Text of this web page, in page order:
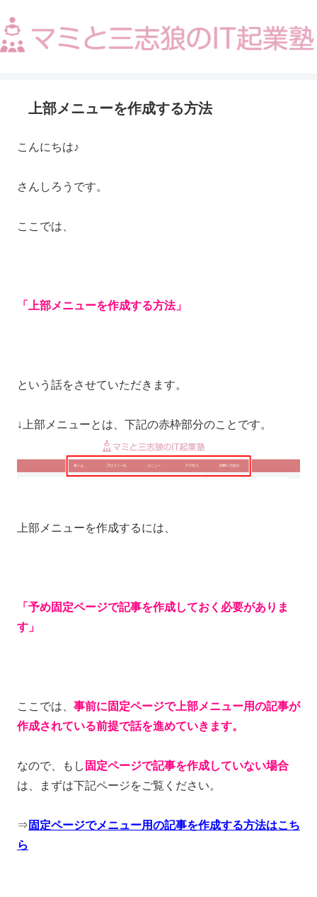
上部メニューを作成する方法
こんにちは♪
さんしろうです。
ここでは、
「上部メニューを作成する方法」
という話をさせていただきます。
↓上部メニューとは、下記の赤枠部分のことです。
上部メニューを作成するには、
「予め固定ページで記事を作成しておく必要がありま
す」
ここでは、 事前に固定ページで上部メニュー用の記事が
作成されている前提で話を進めていきます。
なので、もし 固定ページで記事を作成していない場合
は、まずは下記ページをご覧ください。
⇒ 固定ページでメニュー用の記事を作成する方法はこち
ら